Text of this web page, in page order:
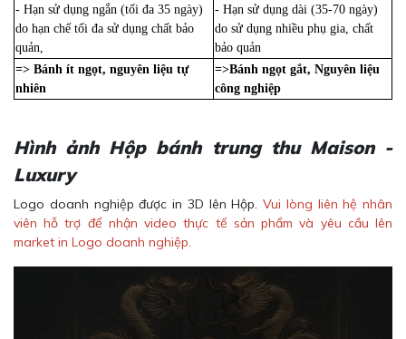
- Hạn sử dụng ngắn (tối đa 35 ngày)
do hạn chế tối đa sử dụng chất bảo
quản,
- Hạn sử dụng dài (35-70 ngày)
do sử dụng nhiều phụ gia, chất
bảo quản
=> Bánh ít ngọt, nguyên liệu tự
nhiên
=>Bánh ngọt gắt, Nguyên liệu
công nghiệp
Hình ảnh Hộp bánh trung thu Maison -
Luxury
Logo doanh nghiệp được in 3D lên Hộp. Vui lòng liên hệ nhân
viên hỗ trợ để nhận video thực tế sản phẩm và yêu cầu lên
market in Logo doanh nghiệp.